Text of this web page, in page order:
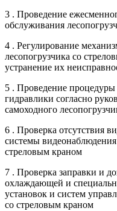
3 . Проведение
обслуживания
4 . Регулирование
лесопогрузчика со
устранение их
5 . Проведение
гидравлики согласно
самоходного
6 . Проверка отсутствия
системы
стреловым краном
7 . Проверка заправки и
охлаждающей и
установок и систем
со стреловым краном